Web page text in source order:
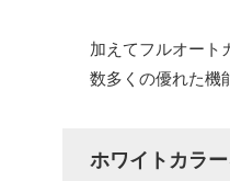
加えてフルオート
数多くの優れた機
ホワイトカラ